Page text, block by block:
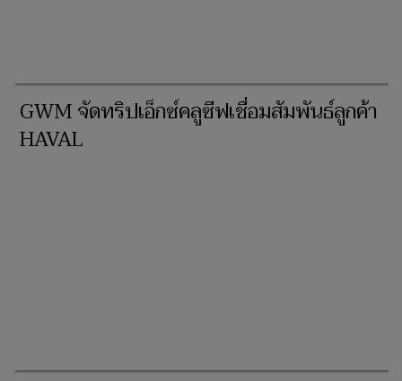
GWM จัดทริปเอ็กซ์คลูซีฟเชื่อมสัมพันธ์ลูกค้า
HAVAL